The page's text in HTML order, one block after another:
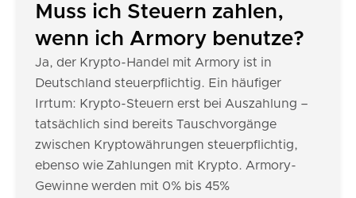
Muss ich Steuern zahlen,
wenn ich Armory benutze?
Ja, der Krypto-Handel mit Armory ist in
Deutschland steuerpflichtig. Ein häufiger
Irrtum: Krypto-Steuern erst bei Auszahlung –
tatsächlich sind bereits Tauschvorgänge
zwischen Kryptowährungen steuerpflichtig,
ebenso wie Zahlungen mit Krypto. Armory-
Gewinne werden mit 0% bis 45%